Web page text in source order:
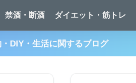
禁酒・断酒 ダイエット・筋トレ
DIY・生活に関するブログ